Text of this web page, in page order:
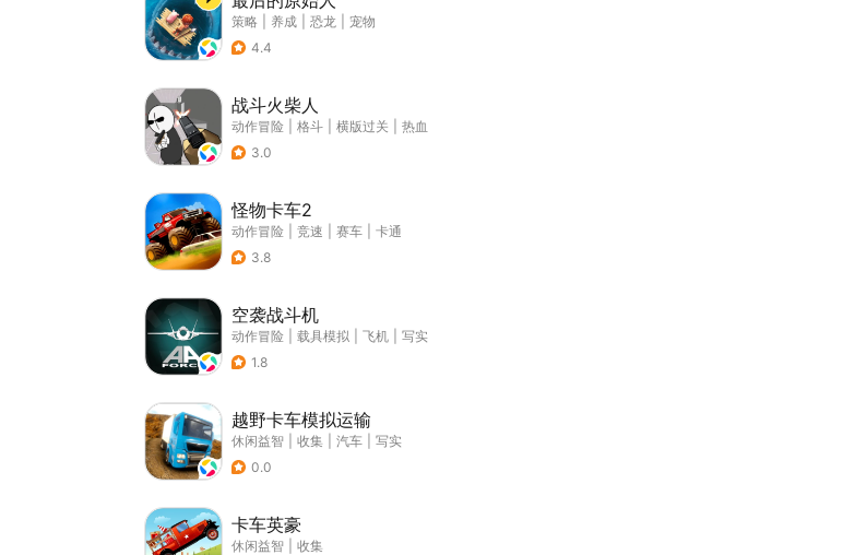
策略 养成 恐龙
宠物
4.4
战斗火柴人
动作冒险 格斗 横版过关
热血
3.0
怪物卡车2
动作冒险 竞速 赛车
卡通
3.8
空袭战斗机
动作冒险 载具模拟 飞机
写实
1.8
越野卡车模拟运输
休闲益智 收集 汽车
写实
0.0
卡车英豪
休闲益智
收集